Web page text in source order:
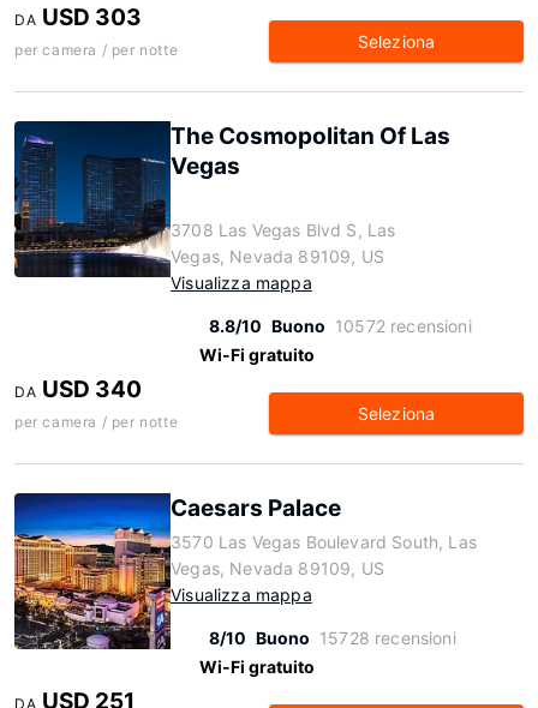
DA USD 303
per camera / per notte Seleziona
The Cosmopolitan Of Las
Vegas
3708 Las Vegas Blvd S, Las
Vegas, Nevada 89109, US
Visualizza mappa
8.8/10 Buono 10572 recensioni
Wi-Fi gratuito
DA USD 340
per camera / per notte Seleziona
Caesars Palace
3570 Las Vegas Boulevard South, Las
Vegas, Nevada 89109, US
Visualizza mappa
8/10 Buono 15728 recensioni
Wi-Fi gratuito
DA USD 251